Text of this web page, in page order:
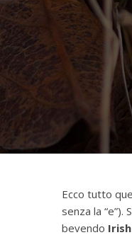
Ecco tutto
senza la
bevendo Irish